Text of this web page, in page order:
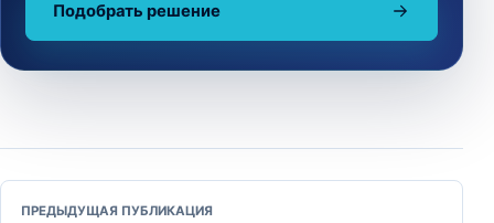
Подобрать решение
ПРЕДЫДУЩАЯ ПУБЛИКАЦИЯ